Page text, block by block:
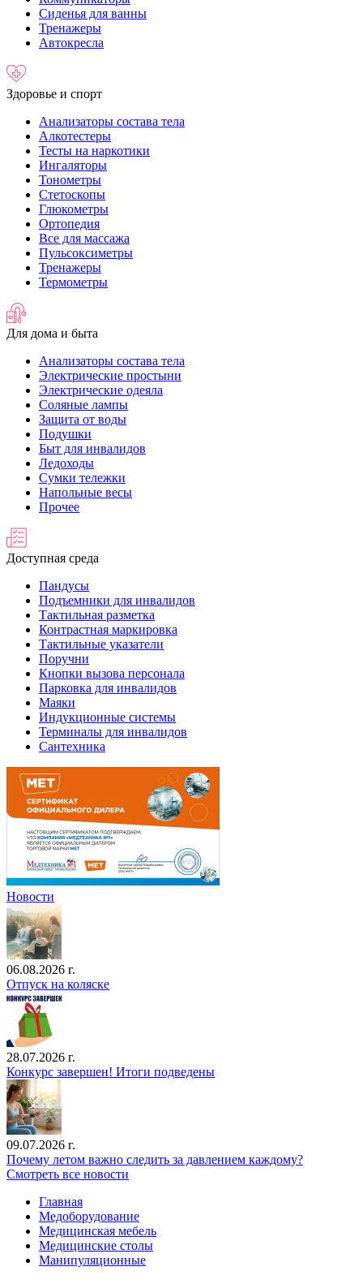
Сиденья для ванны
Тренажеры
Автокресла
Здоровье и спорт
Анализаторы состава тела
Алкотестеры
Тесты на наркотики
Ингаляторы
Тонометры
Стетоскопы
Глюкометры
Ортопедия
Все для массажа
Пульсоксиметры
Тренажеры
Термометры
Для дома и быта
Анализаторы состава тела
Электрические простыни
Электрические одеяла
Соляные лампы
Защита от воды
Подушки
Быт для инвалидов
Ледоходы
Сумки тележки
Напольные весы
Прочее
Доступная среда
Пандусы
Подъемники для инвалидов
Тактильная разметка
Контрастная маркировка
Тактильные указатели
Поручни
Кнопки вызова персонала
Парковка для инвалидов
Маяки
Индукционные системы
Терминалы для инвалидов
Сантехника
Новости
06.08.2026 г.
Отпуск на коляске
28.07.2026 г.
Конкурс завершен! Итоги подведены
09.07.2026 г.
Почему летом важно следить за давлением каждому?
Смотреть все новости
Главная
Медоборудование
Медицинская мебель
Медицинские столы
Манипуляционные